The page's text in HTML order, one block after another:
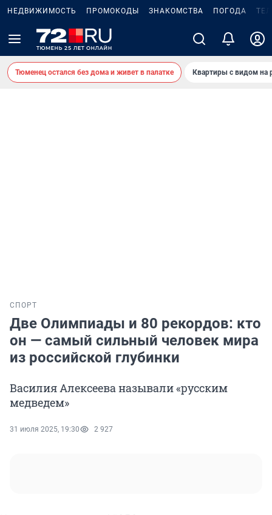
НЕДВИЖИМОСТЬ ПРОМОКОДЫ ЗНАКОМСТВА ПОГОДА
Тюменец остался без дома и живет в палатке Квартиры с видом на
СПОРТ
Две Олимпиады и 80 рекордов: кто
он — самый сильный человек мира
из российской глубинки
Василия Алексеева называли «русским
медведем»
31 июля 2025, 19:30 2 927